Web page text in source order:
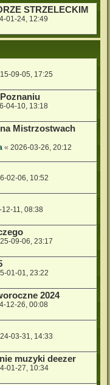
STRZELECKIM
01-24, 12:49
09-05, 17:25
04-10, 13:18
Mistrzostwach
« 2026-03-26, 20:12
02-06, 10:52
11, 08:38
09-06, 23:17
01-01, 23:22
2024
12-26, 00:08
03-31, 14:33
muzyki deezer
01-27, 10:34